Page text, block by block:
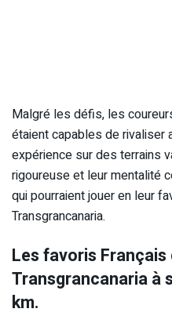
Malgré les défis, les
étaient capables de rivaliser
expérience sur des terrains
rigoureuse et leur mentalité
qui pourraient jouer en leur
Transgrancanaria.
Les favoris Français
Transgrancanaria à
km.